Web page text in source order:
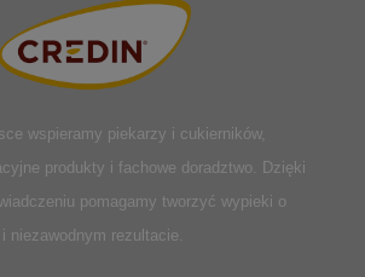
wspieramy piekarzy i cukierników,
produkty i fachowe doradztwo. Dzięki
pomagamy tworzyć wypieki o
niezawodnym rezultacie.